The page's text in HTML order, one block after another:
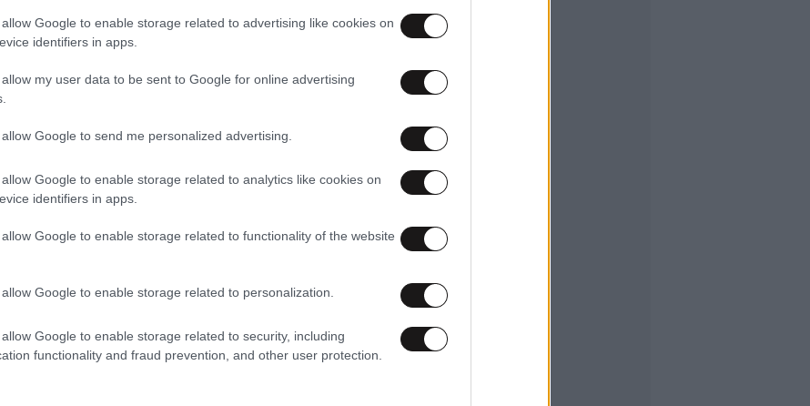
Google to enable storage related to advertising like cookies on
identifiers in apps.
my user data to be sent to Google for online advertising
Google to send me personalized advertising.
Google to enable storage related to analytics like cookies on
identifiers in apps.
Google to enable storage related to functionality of the website
Google to enable storage related to personalization.
Google to enable storage related to security, including
functionality and fraud prevention, and other user protection.